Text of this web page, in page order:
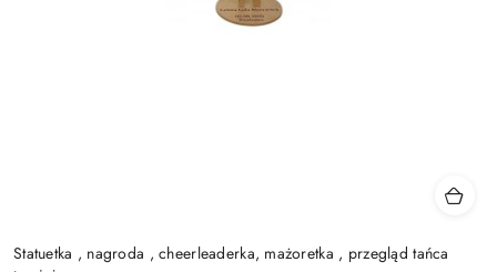
Statuetka , nagroda , cheerleaderka, mażoretka , przegląd tańca